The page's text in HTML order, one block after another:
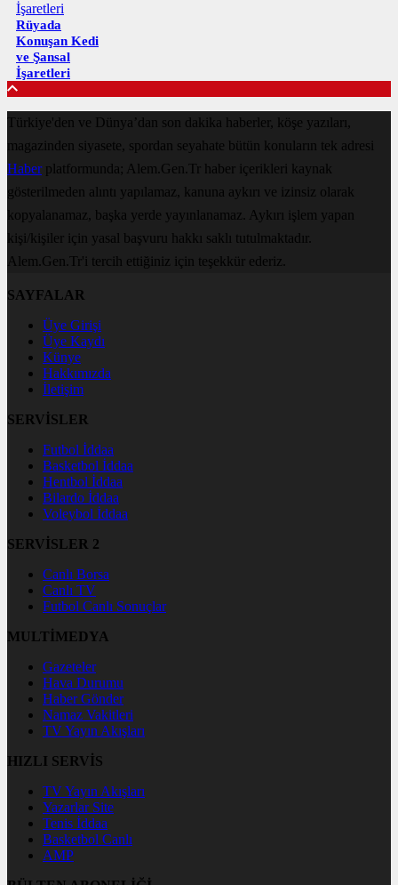
Rüyada
Konuşan Kedi
ve Şansal
İşaretleri
Türkiye'den ve Dünya’dan son dakika haberler, köşe yazıları,
magazinden siyasete, spordan seyahate bütün konuların tek adresi
Haberplatformunda; Alem.Gen.Tr haber içerikleri kaynak
gösterilmeden alıntı yapılamaz, kanuna aykırı ve izinsiz olarak
kopyalanamaz, başka yerde yayınlanamaz. Aykırı işlem yapan
kişi/kişiler için yasal başvuru hakkı saklı tutulmaktadır.
Alem.Gen.Tr'i tercih ettiğiniz için teşekkür ederiz.
SAYFALAR
Üye Girişi
Üye Kaydı
Künye
Hakkımızda
İletişim
SERVİSLER
Futbol İddaa
Basketbol İddaa
Hentbol İddaa
Bilardo İddaa
Voleybol İddaa
SERVİSLER 2
Canlı Borsa
Canlı TV
Futbol Canlı Sonuçlar
MULTİMEDYA
Gazeteler
Hava Durumu
Haber Gönder
Namaz Vakitleri
TV Yayın Akışları
HIZLI SERVİS
TV Yayın Akışları
Yazarlar Site
Tenis İddaa
Basketbol Canlı
AMP